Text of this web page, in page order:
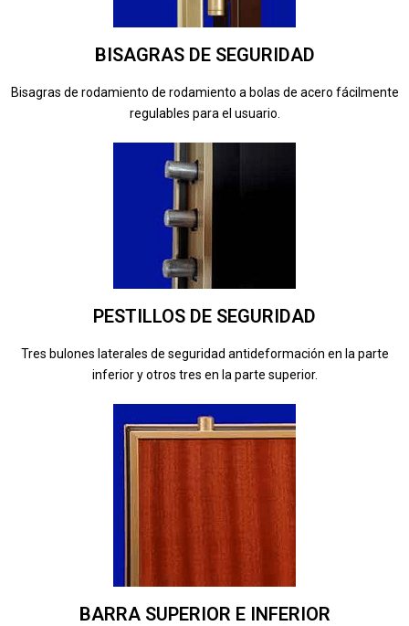
BISAGRAS DE SEGURIDAD
Bisagras de rodamiento de rodamiento a bolas de acero fácilmente
regulables para el usuario.
PESTILLOS DE SEGURIDAD
Tres bulones laterales de seguridad antideformación en la parte
inferior y otros tres en la parte superior.
BARRA SUPERIOR E INFERIOR